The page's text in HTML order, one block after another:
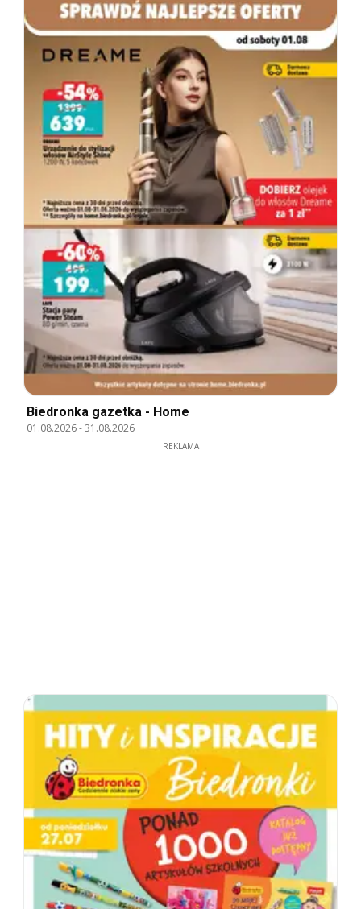
Biedronka gazetka - Home
01.08.2026-31.08.2026
REKLAMA